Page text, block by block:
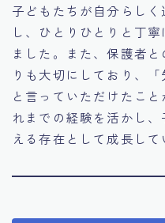
子どもたちが自分らし
し、ひとりひとりと丁
ました。また、保護者
りも大切にしており、
と言っていただけたこ
れまでの経験を活かし
える存在として成長して